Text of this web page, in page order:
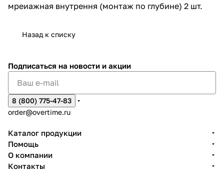
мреиажная внутрення (монтаж по глубине) 2 шт.
Назад к списку
Подписаться на новости и акции
8 (800) 775-47-83
order@overtime.ru
Каталог продукции
Помощь
О компании
Контакты